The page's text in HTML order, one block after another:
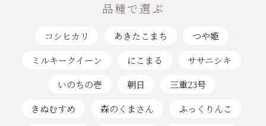
品種で選ぶ
コシヒカリ あきたこまち
つや姫
ミルキークイーン
にこまる
ササニシキ
いのちの壱
朝日
三重23号
きぬむすめ
森のくまさん
ふっくりんこ